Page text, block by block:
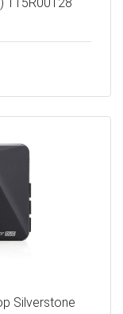
Silverstone